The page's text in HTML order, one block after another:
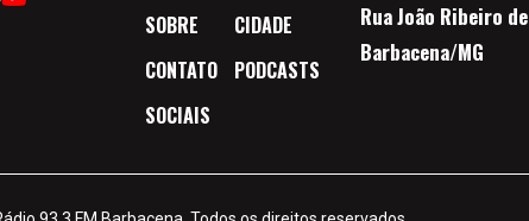
SOBRE
CONTATO
SOCIAIS
CIDADE
PODCASTS
Rua João Ribeiro
Barbacena/MG